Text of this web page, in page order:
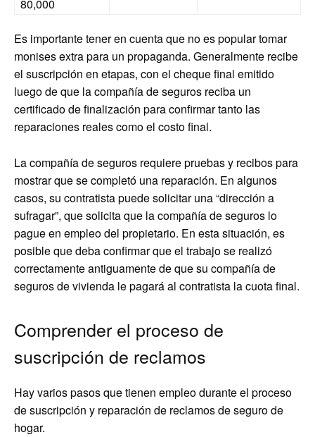
80,000
Es importante tener en cuenta que no es popular tomar
monises extra para un propaganda. Generalmente recibe
el suscripción en etapas, con el cheque final emitido
luego de que la compañía de seguros reciba un
certificado de finalización para confirmar tanto las
reparaciones reales como el costo final.
La compañía de seguros requiere pruebas y recibos para
mostrar que se completó una reparación. En algunos
casos, su contratista puede solicitar una “dirección a
sufragar”, que solicita que la compañía de seguros lo
pague en empleo del propietario. En esta situación, es
posible que deba confirmar que el trabajo se realizó
correctamente antiguamente de que su compañía de
seguros de vivienda le pagará al contratista la cuota final.
Comprender el proceso de
suscripción de reclamos
Hay varios pasos que tienen empleo durante el proceso
de suscripción y reparación de reclamos de seguro de
hogar.